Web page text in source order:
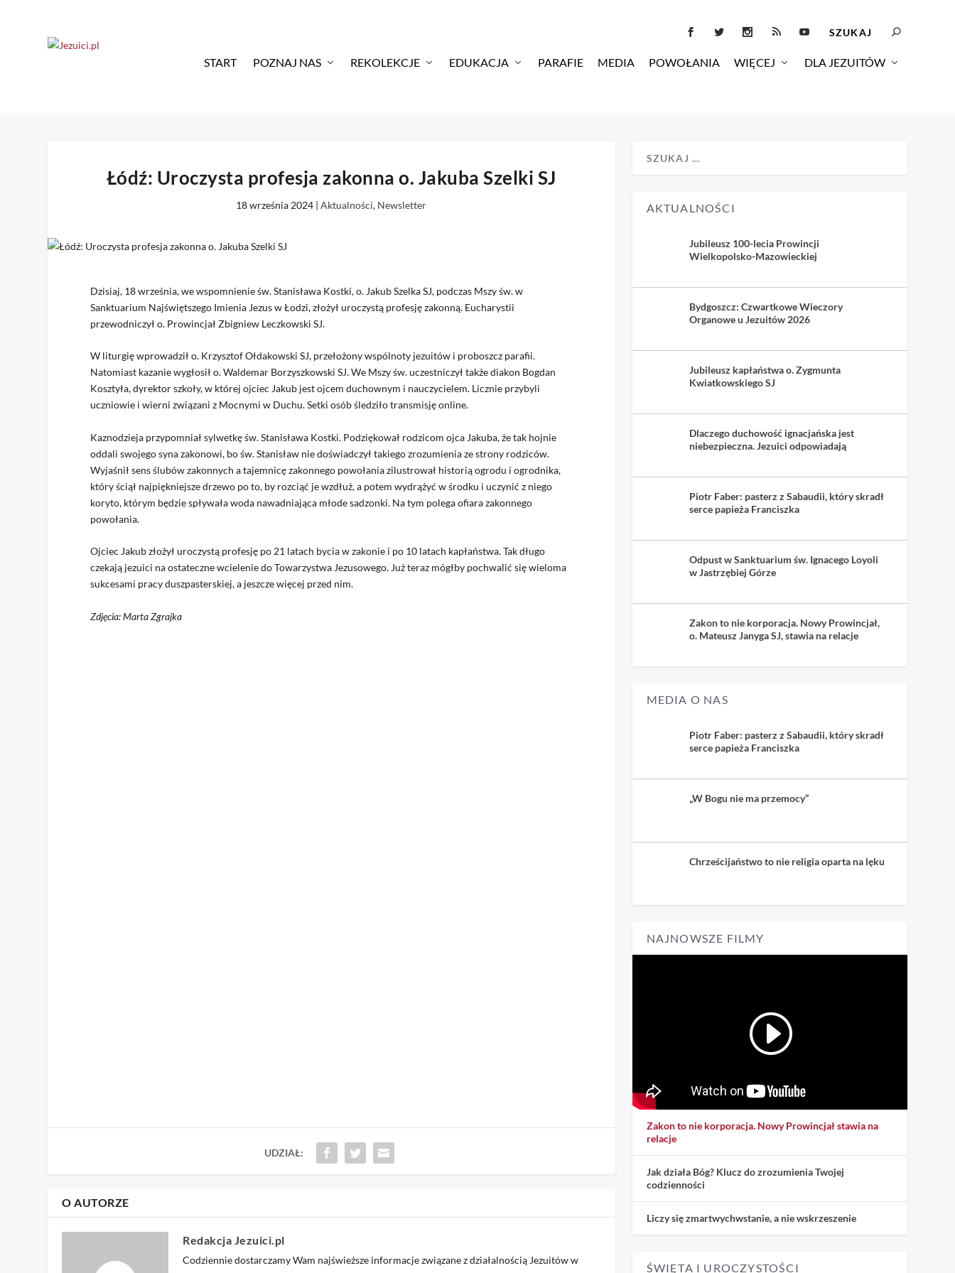
START POZNAJ NAS REKOLEKCJE EDUKACJA PARAFIE MEDIA POWOŁANIA WIĘCEJ DLA JEZUITÓW
Łódź: Uroczysta profesja zakonna o. Jakuba Szelki SJ
18 września 2024 |Aktualności, Newsletter
Dzisiaj, 18 września, we wspomnienie św. Stanisława Kostki, o. Jakub Szelka SJ, podczas Mszy św. w
Sanktuarium Najświętszego Imienia Jezus w Łodzi, złożył uroczystą profesję zakonną. Eucharystii
przewodniczył o. Prowincjał Zbigniew Leczkowski SJ.
W liturgię wprowadził o. Krzysztof Ołdakowski SJ, przełożony wspólnoty jezuitów i proboszcz parafii.
Natomiast kazanie wygłosił o. Waldemar Borzyszkowski SJ. We Mszy św. uczestniczył także diakon Bogdan
Kosztyła, dyrektor szkoły, w której ojciec Jakub jest ojcem duchownym i nauczycielem. Licznie przybyli
uczniowie i wierni związani z Mocnymi w Duchu. Setki osób śledziło transmisję online.
Kaznodzieja przypomniał sylwetkę św. Stanisława Kostki. Podziękował rodzicom ojca Jakuba, że tak hojnie
oddali swojego syna zakonowi, bo św. Stanisław nie doświadczył takiego zrozumienia ze strony rodziców.
Wyjaśnił sens ślubów zakonnych a tajemnicę zakonnego powołania zilustrował historią ogrodu i ogrodnika,
który ściął najpiękniejsze drzewo po to, by rozciąć je wzdłuż, a potem wydrążyć w środku i uczynić z niego
koryto, którym będzie spływała woda nawadniająca młode sadzonki. Na tym polega ofiara zakonnego
powołania.
Ojciec Jakub złożył uroczystą profesję po 21 latach bycia w zakonie i po 10 latach kapłaństwa. Tak długo
czekają jezuici na ostateczne wcielenie do Towarzystwa Jezusowego. Już teraz mógłby pochwalić się wieloma
sukcesami pracy duszpasterskiej, a jeszcze więcej przed nim.
Zdjęcia: Marta Zgrajka
UDZIAŁ:
O AUTORZE
Redakcja Jezuici.pl
Codziennie dostarczamy Wam najświeższe informacje związane z działalnością Jezuitów w
AKTUALNOŚCI
Jubileusz 100-lecia Prowincji
Wielkopolsko-Mazowieckiej
Bydgoszcz: Czwartkowe Wieczory
Organowe u Jezuitów 2026
Jubileusz kapłaństwa o. Zygmunta
Kwiatkowskiego SJ
Dlaczego duchowość ignacjańska jest
niebezpieczna. Jezuici odpowiadają
Piotr Faber: pasterz z Sabaudii, który skradł
serce papieża Franciszka
Odpust w Sanktuarium św. Ignacego Loyoli
w Jastrzębiej Górze
Zakon to nie korporacja. Nowy Prowincjał,
o. Mateusz Janyga SJ, stawia na relacje
MEDIA O NAS
Piotr Faber: pasterz z Sabaudii, który skradł
serce papieża Franciszka
„W Bogu nie ma przemocy”
Chrześcijaństwo to nie religia oparta na lęku
NAJNOWSZE FILMY
Zakon to nie korporacja. Nowy Prowincjał stawia na
relacje
Jak działa Bóg? Klucz do zrozumienia Twojej
codzienności
Liczy się zmartwychwstanie, a nie wskrzeszenie
ŚWIĘTA I UROCZYSTOŚCI